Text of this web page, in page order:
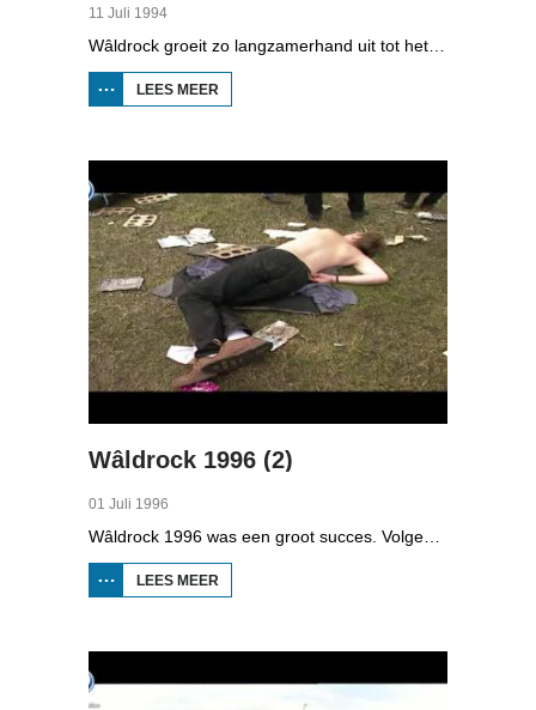
11 Juli 1994
LEES MEER
WÂLDROCK
Wâldrock 1996 (2)
01 Juli 1996
LEES MEER
WÂLDROCK